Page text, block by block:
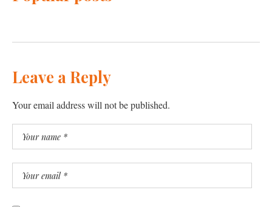
Leave a Reply
Your email address will not be published.